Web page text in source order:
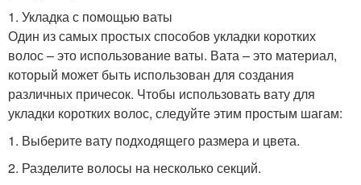
1. Укладка с помощью ваты
Один из самых простых способов укладки коротких
волос – это использование ваты. Вата – это материал,
который может быть использован для создания
различных причесок. Чтобы использовать вату для
укладки коротких волос, следуйте этим простым шагам:
1. Выберите вату подходящего размера и цвета.
2. Разделите волосы на несколько секций.